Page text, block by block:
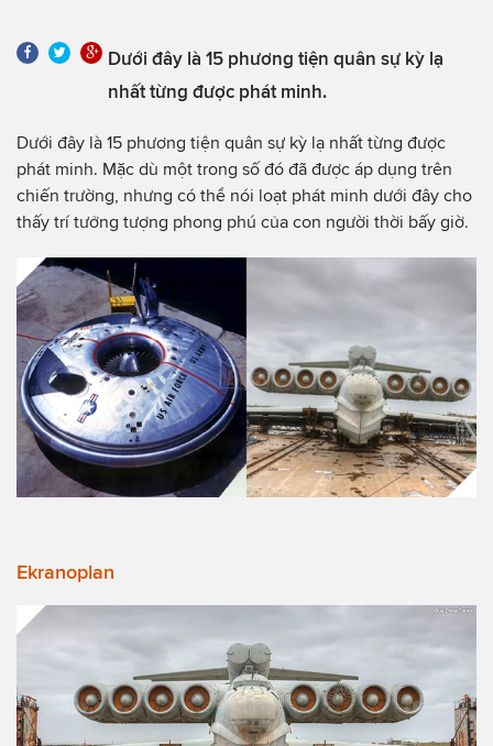
Dưới đây là 15 phương tiện quân sự kỳ lạ
nhất từng được phát minh.
Dưới đây là 15 phương tiện quân sự kỳ lạ nhất từng được
phát minh. Mặc dù một trong số đó đã được áp dụng trên
chiến trường, nhưng có thể nói loạt phát minh dưới đây cho
thấy trí tưởng tượng phong phú của con người thời bấy giờ.
Ekranoplan